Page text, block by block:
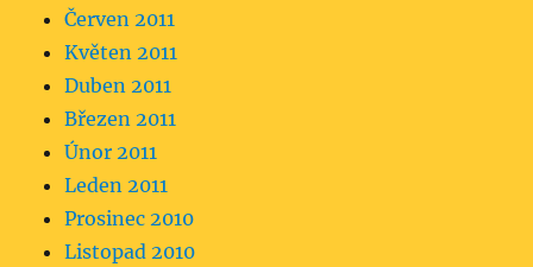
Červen 2011
Květen 2011
Duben 2011
Březen 2011
Únor 2011
Leden 2011
Prosinec 2010
Listopad 2010